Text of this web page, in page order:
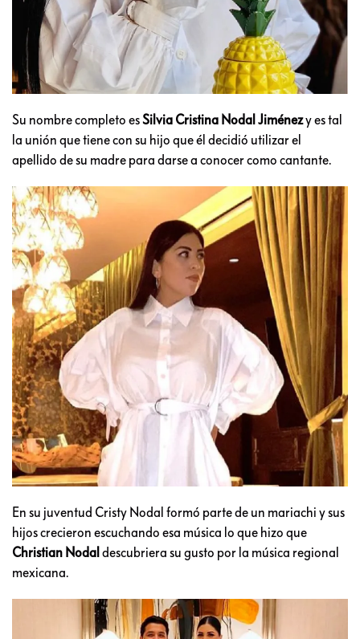
Su nombre completo esSilvia Cristina Nodal Jiménezy es tal
la unión que tiene con su hijo que él decidió utilizar el
apellido de su madre para darse a conocer como cantante.
En su juventud Cristy Nodal formó parte de un mariachi y sus
hijos crecieron escuchando esa música lo que hizo que
Christian Nodal descubriera su gusto por la música regional
mexicana.